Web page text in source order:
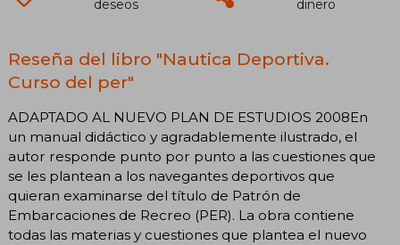
deseos
dinero
Reseña del libro "Nautica Deportiva.
Curso del per"
ADAPTADO AL NUEVO PLAN DE ESTUDIOS 2008En
un manual didáctico y agradablemente ilustrado, el
autor responde punto por punto a las cuestiones que
se les plantean a los navegantes deportivos que
quieran examinarse del título de Patrón de
Embarcaciones de Recreo (PER). La obra contiene
todas las materias y cuestiones que plantea el nuevo